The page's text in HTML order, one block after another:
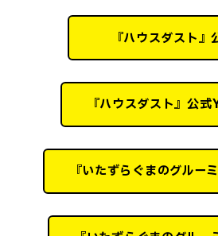
『ハウスダスト』
『ハウスダスト』公
『いたずらぐまのグルー